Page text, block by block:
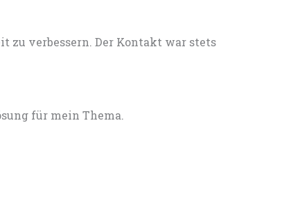
zu verbessern. Der Kontakt war stets
für mein Thema.